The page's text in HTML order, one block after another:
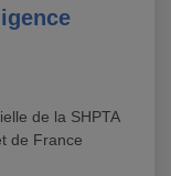
de la SHPTA
de France